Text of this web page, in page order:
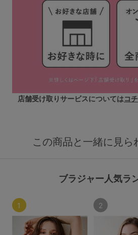
店舗受け取りサービスについてはコ
この商品と一緒に見ら
ブラジャー人気ラ
1 2